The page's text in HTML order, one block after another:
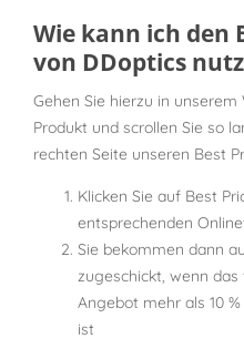
Wie kann ich den
von DDoptics
Gehen Sie hierzu in
Produkt und scrollen Sie so
rechten Seite unseren Best
Klicken Sie auf Best
entsprechenden
Sie bekommen dann
zugeschickt, wenn
Angebot mehr als 10
ist